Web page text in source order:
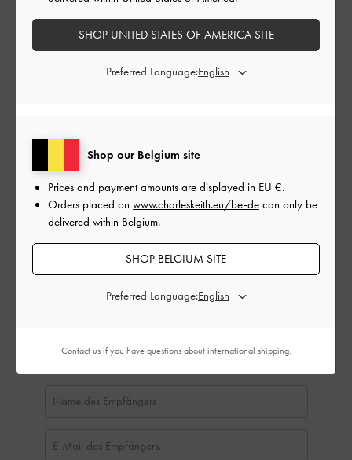
Stornierungen finden auf Geschenkkarten keine
Anwendung.
Über unsere Geschenkkarte
Wie Sie eine Geschenkkarte einlösen
EU €
EU €50
EU €100
EU €150
EU €200
EU €250 EU €300
Shop our Belgium site
Prices and payment amounts are displayed in EU €.
Orders placed on www.charleskeith.eu/be-de can only be
delivered within Belgium.
SHOP BELGIUM SITE
Preferred Language:
SHOP UNITED STATES OF AMERICA SITE
Preferred Language:
Contact usif you have questions about international shipping.